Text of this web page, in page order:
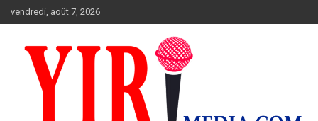
Aller
au
vendredi, août 7, 2026